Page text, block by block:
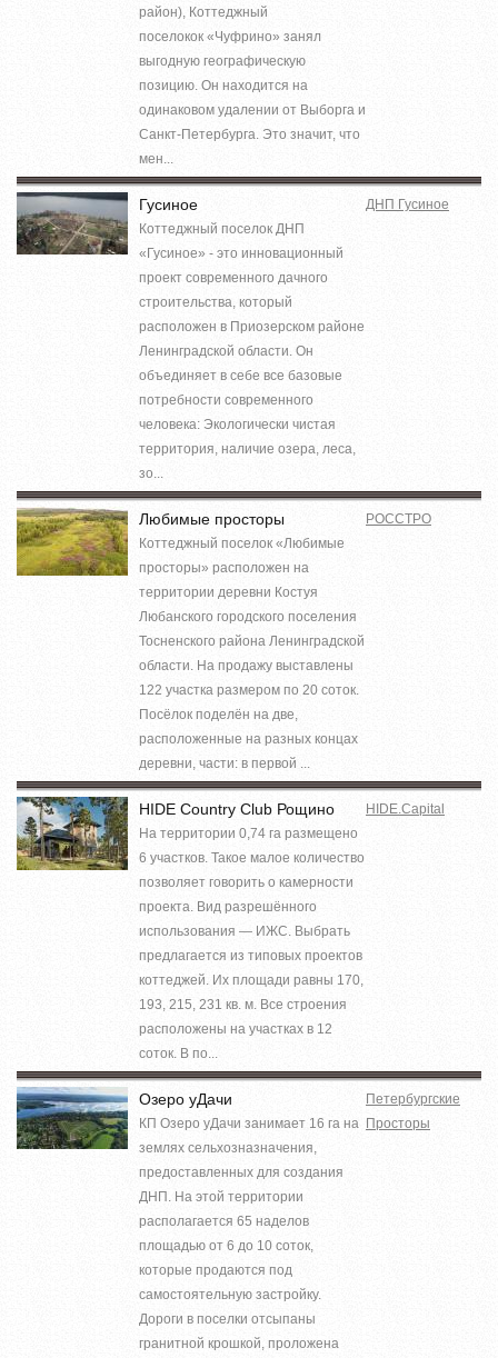
район), Коттеджный
поселокок «Чуфрино» занял
выгодную географическую
позицию. Он находится на
одинаковом удалении от Выборга и
Санкт-Петербурга. Это значит, что
мен...
Гусиное
Коттеджный поселок ДНП
«Гусиное» - это инновационный
проект современного дачного
строительства, который
расположен в Приозерском районе
Ленинградской области. Он
объединяет в себе все базовые
потребности современного
человека: Экологически чистая
территория, наличие озера, леса,
зо...
ДНП Гусиное
Любимые просторы
Коттеджный поселок «Любимые
просторы» расположен на
территории деревни Костуя
Любанского городского поселения
Тосненского района Ленинградской
области. На продажу выставлены
122 участка размером по 20 соток.
Посёлок поделён на две,
расположенные на разных концах
деревни, части: в первой ...
РОССТРО
HIDE Country Club Рощино
На территории 0,74 га размещено
6 участков. Такое малое количество
позволяет говорить о камерности
проекта. Вид разрешённого
использования — ИЖС. Выбрать
предлагается из типовых проектов
коттеджей. Их площади равны 170,
193, 215, 231 кв. м. Все строения
расположены на участках в 12
соток. В по...
HIDE.Capital
Озеро уДачи
КП Озеро уДачи занимает 16 га на
землях сельхозназначения,
предоставленных для создания
ДНП. На этой территории
располагается 65 наделов
площадью от 6 до 10 соток,
которые продаются под
самостоятельную застройку.
Дороги в поселки отсыпаны
гранитной крошкой, проложена
Петербургские
Просторы